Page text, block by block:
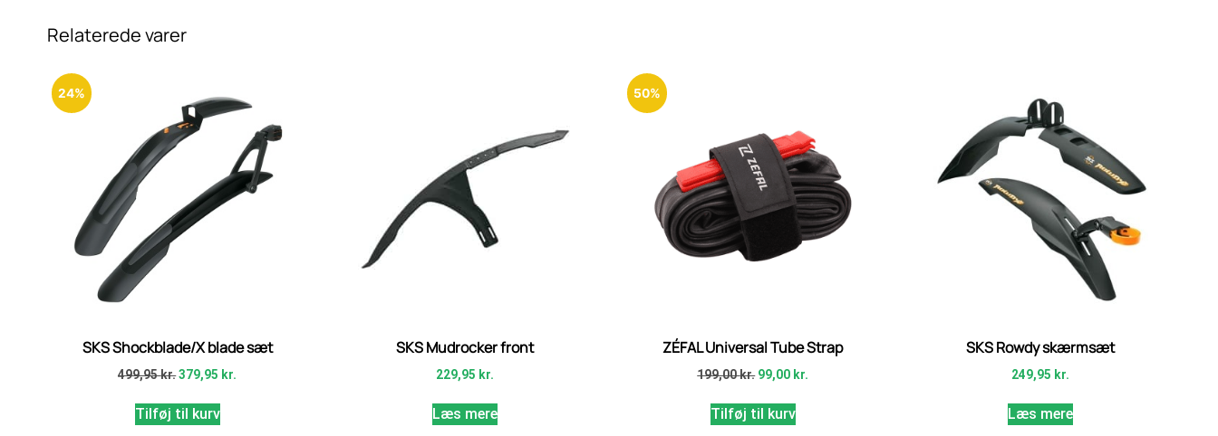
Relaterede varer
24%
SKS Shockblade/X blade sæt
499,95kr.379,95 kr.
Tilføj til kurv
SKS Mudrocker front
229,95 kr.
Læs mere
50%
ZÉFAL Universal Tube Strap
199,00kr. 99,00 kr.
Tilføj til kurv
SKS Rowdy skærmsæt
249,95 kr.
Læs mere